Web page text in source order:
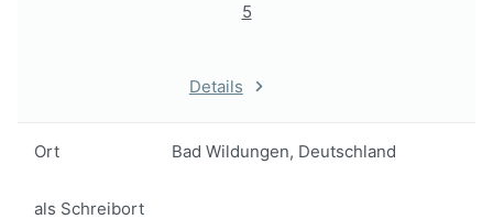
5
Details
Ort Bad Wildungen, Deutschland
als Schreibort